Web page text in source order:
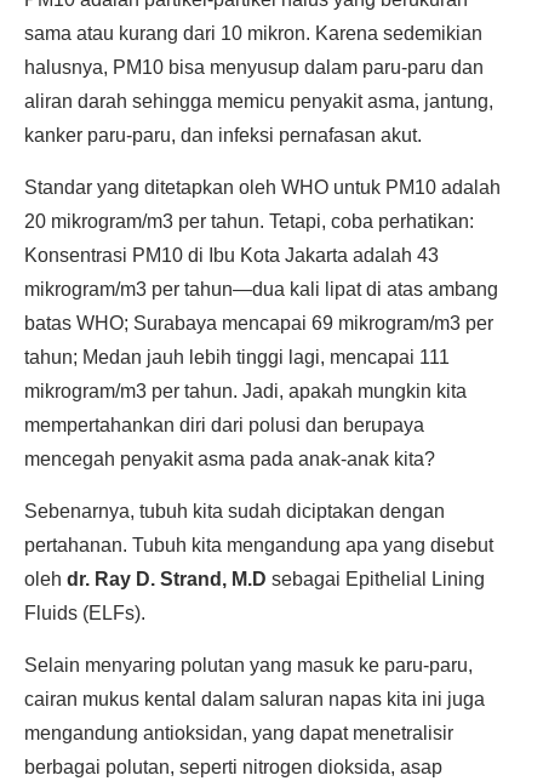
sama atau kurang dari 10 mikron. Karena sedemikian
halusnya, PM10 bisa menyusup dalam paru-paru dan
aliran darah sehingga memicu penyakit asma, jantung,
kanker paru-paru, dan infeksi pernafasan akut.
Standar yang ditetapkan oleh WHO untuk PM10 adalah
20 mikrogram/m3 per tahun. Tetapi, coba perhatikan:
Konsentrasi PM10 di Ibu Kota Jakarta adalah 43
mikrogram/m3 per tahun—dua kali lipat di atas ambang
batas WHO; Surabaya mencapai 69 mikrogram/m3 per
tahun; Medan jauh lebih tinggi lagi, mencapai 111
mikrogram/m3 per tahun. Jadi, apakah mungkin kita
mempertahankan diri dari polusi dan berupaya
mencegah penyakit asma pada anak-anak kita?
Sebenarnya, tubuh kita sudah diciptakan dengan
pertahanan. Tubuh kita mengandung apa yang disebut
oleh dr. Ray D. Strand, M.D sebagai Epithelial Lining
Fluids (ELFs).
Selain menyaring polutan yang masuk ke paru-paru,
cairan mukus kental dalam saluran napas kita ini juga
mengandung antioksidan, yang dapat menetralisir
berbagai polutan, seperti nitrogen dioksida, asap